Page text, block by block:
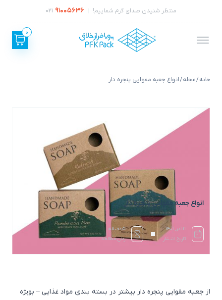
منتظر شنیدن صدای گرم شماییم! 91005636
021
0
خانه/مجله/ انواع جعبه مقوایی پنجره دار
انواع جعبه مقوایی پنجره دار
۱۱ آذر, ۱۴۰۱
تاریخ انتشار
5 دقیقه
زمان مطالعه
از جعبه مقوایی پنجره دار بیشتر در بسته بندی مواد غذایی – بویژه